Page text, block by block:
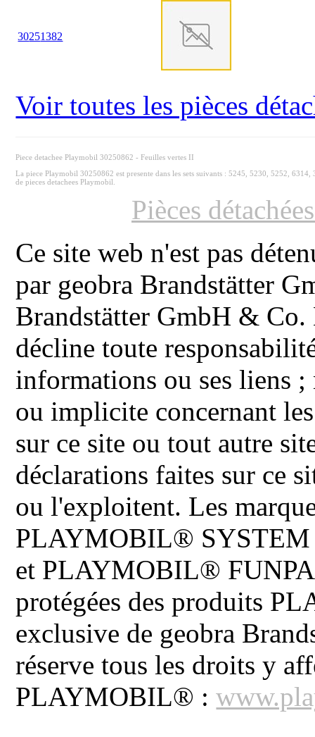
30251382
Voir toutes les pièces
Piece detachee Playmobil 30250862 - Feuilles vertes II
La piece Playmobil 30250862 est presente dans les sets suivants : 5245, 5230, 5252,
de pieces detachees Playmobil.
Pièces
Ce site web n'est pas
par geobra Brandstätter
Brandstätter GmbH & Co.
décline toute
informations ou ses liens ;
ou implicite concernant
sur ce site ou tout autre
déclarations faites sur ce
ou l'exploitent. Les
PLAYMOBIL®
et PLAYMOBIL®
protégées des produits
exclusive de geobra
réserve tous les droits y
PLAYMOBIL® :